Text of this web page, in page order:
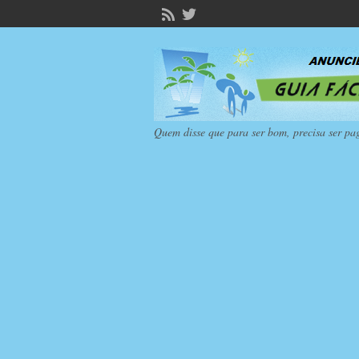
Quem disse que para ser bom, precisa ser